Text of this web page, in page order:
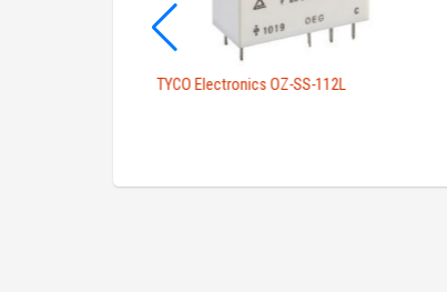
TYCO Electronics OZ-SS-112L